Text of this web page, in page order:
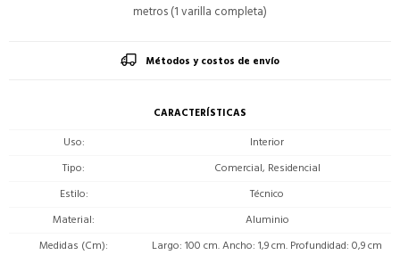
metros (1 varilla completa)
Métodos y costos de envío
CARACTERÍSTICAS
Uso
Interior
Tipo
Comercial, Residencial
Estilo
Técnico
Material
Aluminio
Medidas (Cm)
Largo: 100 cm. Ancho: 1,9 cm. Profundidad: 0,9 cm